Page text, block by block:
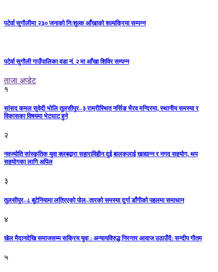
पटेर्वा सुगौलीमा २३० जनाको निःशुल्क आँखाको शल्यक्रिया सम्पन्न
पटेर्वा सुगौली गाउँपालिका वडा नं. २ मा आँखा शिविर सम्पन्न
ताजा अप्डेट
१
सांसद कमल सुवेदी भोलि तुलसीपुर–३ राम्रीस्थित नर्सिङ भैरव मन्दिरमा, स्थानीय समस्या र
विकासका विषयमा भेटघाट हुने
२
नवज्योति सांस्कृतिक युवा क्लबद्वारा सहाराविहीन दुई बालकलाई खाद्यान्न र नगद सहयोग, थप
सहयोगका लागि अपिल
३
तुलसीपुर–८ बुटेनियामा लत्रिएको पोल–तारको समस्या दुर्गा डाँगीको पहलमा समाधान
४
खेल मैदानदेखि समाजसम्म सक्रिय युवा : अन्यायविरुद्ध निरन्तर आवाज उठाउँदै: सन्दीप गौतम
५